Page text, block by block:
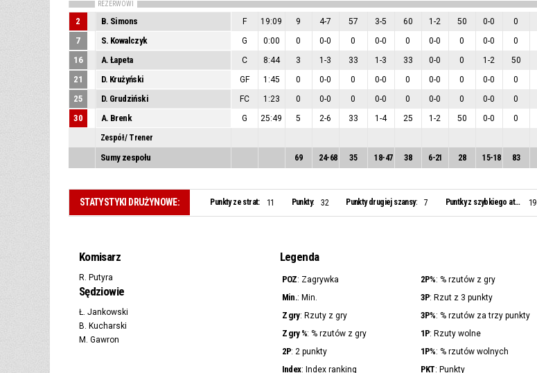
REZERWOWI
2 B. Simons F 19:09 9 4-7 57 3-5 60 1-2 50 0-0 0
7 S. Kowalczyk G 0:00 0 0-0 0 0-0 0 0-0 0 0-0 0
16 A. Łapeta C 8:44 3 1-3 33 1-3 33 0-0 0 1-2 50
21 D. Krużyński GF 1:45 0 0-0 0 0-0 0 0-0 0 0-0 0
25 D. Grudziński FC 1:23 0 0-0 0 0-0 0 0-0 0 0-0 0
30 A. Brenk G 25:49 5 2-6 33 1-4 25 1-2 50 0-0 0
Zespół / Trener
Sumy zespołu 69 24-68 35 18-47 38 6-21 28 15-18 83
STATYSTYKI DRUŻYNOWE: Punkty ze strat: 11 Punkty: 32 Punkty drugiej szansy: 7 Puntky z szybkiego ataku: 19
Komisarz
R. Putyra
Sędziowie
Ł. Jankowski
B. Kucharski
M. Gawron
Legenda
POZ: Zagrywka 2P%: % rzutów z gry
Min.: Min. 3P: Rzut z 3 punkty
Z gry: Rzuty z gry 3P%: % rzutów za trzy punkty
Z gry %: % rzutów z gry 1P: Rzuty wolne
2P: 2 punkty 1P%: % rzutów wolnych
Index: Index ranking PKT: Punkty